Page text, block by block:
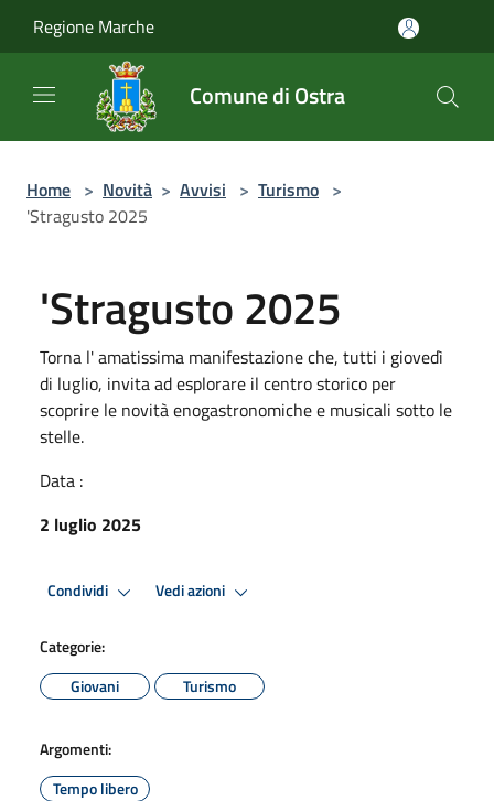
Regione Marche
Comune di Ostra
Home > Novità > Avvisi > Turismo >
'Stragusto 2025
'Stragusto 2025
Torna l' amatissima manifestazione che, tutti i giovedì
di luglio, invita ad esplorare il centro storico per
scoprire le novità enogastronomiche e musicali sotto le
stelle.
Data :
2 luglio 2025
Condividi Vedi azioni
Categorie:
Giovani
Turismo
Argomenti:
Tempo libero